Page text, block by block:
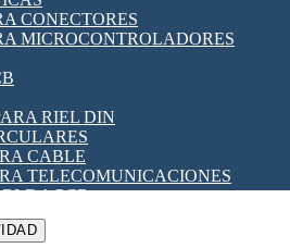
PANEL
DE CARRERA
Y TC'S DE CORRIENTE
PASO
LÓGICO PROGRAMABLES
DE HORARIO
CONECTORES
MICROCONTROLADORES
RIEL DIN
CABLE
TELECOMUNICACIONES
A PCB
A CABLE